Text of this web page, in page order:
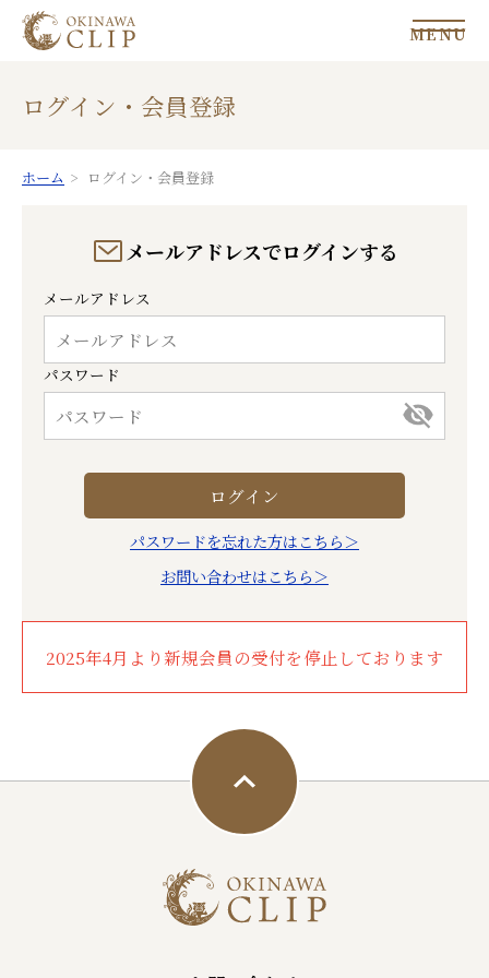
MENU
ログイン・会員登録
ホーム ログイン・会員登録
メールアドレスでログインする
メールアドレス
パスワード
パスワードを忘れた方はこちら＞
お問い合わせはこちら＞
2025年4月より新規会員の受付を停止しております